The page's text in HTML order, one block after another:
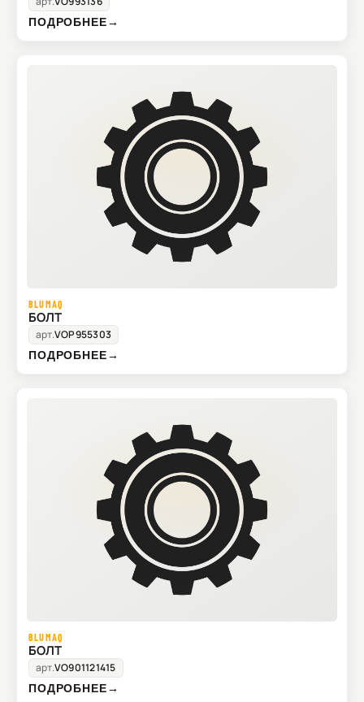
ПОДРОБНЕЕ→
BLUMAQ
БОЛТ
арт.VOP955303
ПОДРОБНЕЕ→
BLUMAQ
БОЛТ
арт.VO901121415
ПОДРОБНЕЕ→